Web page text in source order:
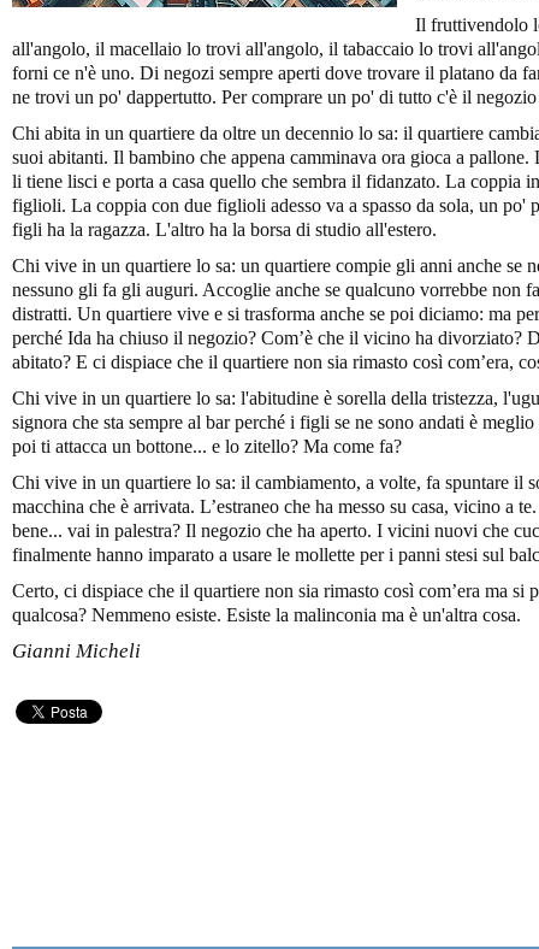
Il fruttivendolo
all'angolo, il macellaio lo trovi all'angolo, il tabaccaio lo trovi
forni ce n'è uno. Di negozi sempre aperti dove trovare il platano da
ne trovi un po' dappertutto. Per comprare un po' di tutto c'è il
Chi abita in un quartiere da oltre un decennio lo sa: il quartiere
suoi abitanti. Il bambino che appena camminava ora gioca a
li tiene lisci e porta a casa quello che sembra il fidanzato. La coppia
figlioli. La coppia con due figlioli adesso va a spasso da sola, un po'
figli ha la ragazza. L'altro ha la borsa di studio all'estero.
Chi vive in un quartiere lo sa: un quartiere compie gli anni anche se
nessuno gli fa gli auguri. Accoglie anche se qualcuno vorrebbe non
distratti. Un quartiere vive e si trasforma anche se poi diciamo: ma
perché Ida ha chiuso il negozio? Com’è che il vicino ha divorziato?
abitato? E ci dispiace che il quartiere non sia rimasto così com’era,
Chi vive in un quartiere lo sa: l'abitudine è sorella della tristezza,
signora che sta sempre al bar perché i figli se ne sono andati è
poi ti attacca un bottone... e lo zitello? Ma come fa?
Chi vive in un quartiere lo sa: il cambiamento, a volte, fa spuntare il
macchina che è arrivata. L’estraneo che ha messo su casa, vicino a
bene... vai in palestra? Il negozio che ha aperto. I vicini nuovi che
finalmente hanno imparato a usare le mollette per i panni stesi sul
Certo, ci dispiace che il quartiere non sia rimasto così com’era ma si
qualcosa? Nemmeno esiste. Esiste la malinconia ma è un'altra cosa.
Gianni Micheli